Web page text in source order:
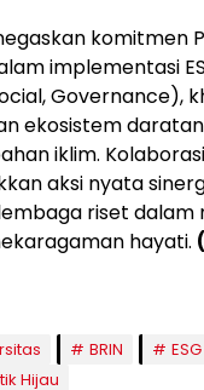
komitmen
implementasi
Governance),
ekosistem
iklim.
aksi nyata
riset dalam
hayati.
BRIN
ESG
Hijau